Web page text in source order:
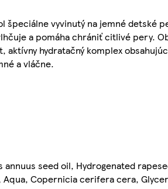
špeciálne vyvinutý na jemné detské
a pomáha chrániť citlivé pery.
aktívny hydratačný komplex
a vláčne.
seed oil, Hydrogenated
Copernicia cerifera cera,